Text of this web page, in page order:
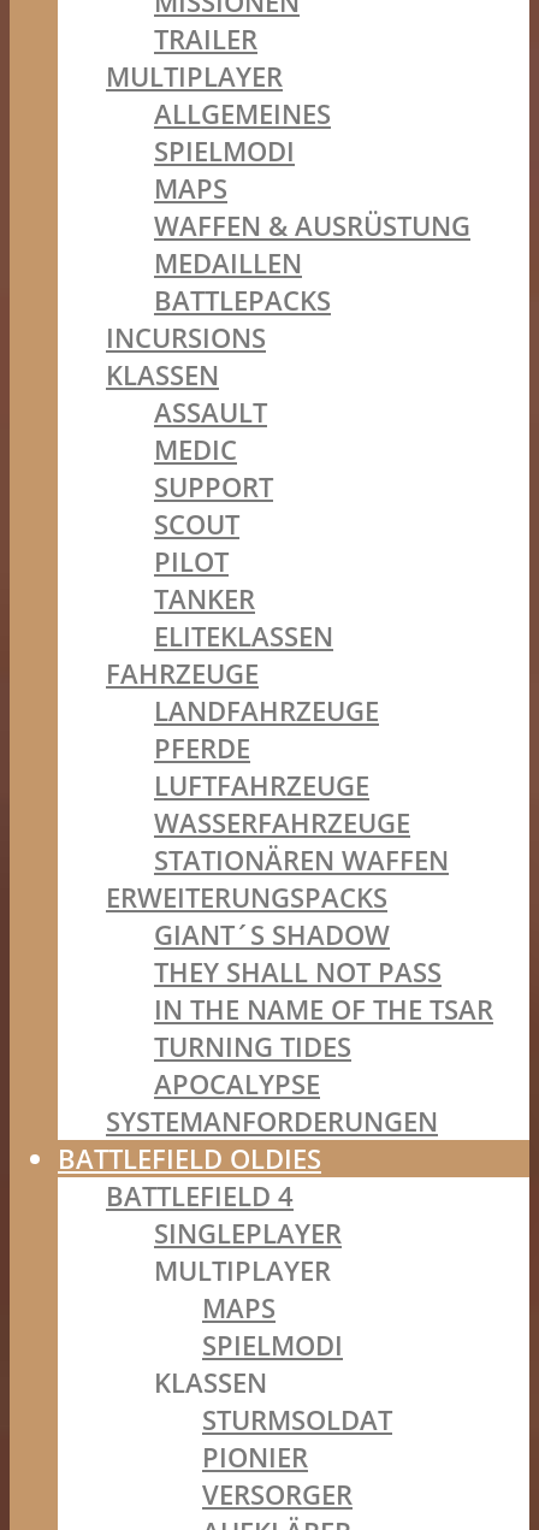
TRAILER
MULTIPLAYER
ALLGEMEINES
SPIELMODI
MAPS
WAFFEN & AUSRÜSTUNG
MEDAILLEN
BATTLEPACKS
INCURSIONS
KLASSEN
ASSAULT
MEDIC
SUPPORT
SCOUT
PILOT
TANKER
ELITEKLASSEN
FAHRZEUGE
LANDFAHRZEUGE
PFERDE
LUFTFAHRZEUGE
WASSERFAHRZEUGE
STATIONÄREN WAFFEN
ERWEITERUNGSPACKS
GIANT´S SHADOW
THEY SHALL NOT PASS
IN THE NAME OF THE TSAR
TURNING TIDES
APOCALYPSE
SYSTEMANFORDERUNGEN
BATTLEFIELD OLDIES
BATTLEFIELD 4
SINGLEPLAYER
MULTIPLAYER
MAPS
SPIELMODI
KLASSEN
STURMSOLDAT
PIONIER
VERSORGER